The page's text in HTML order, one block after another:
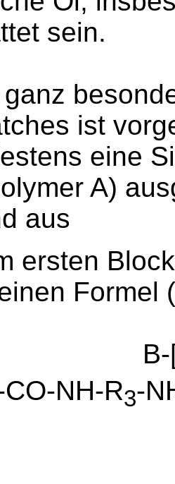
sein.
ganz
ist
eine
A)
aus
ersten
Formel
NH-R3-